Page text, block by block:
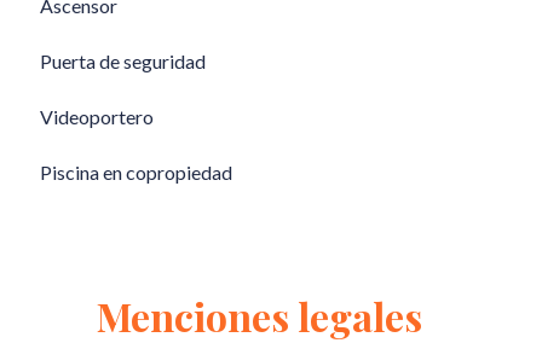
Ascensor
Puerta de seguridad
Videoportero
Piscina en copropiedad
Menciones legales